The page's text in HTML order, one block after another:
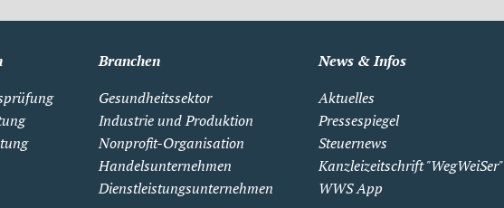
Branchen
Gesundheitssektor
Industrie und Produktion
Nonprofit-Organisation
Handelsunternehmen
Dienstleistungsunternehmen
News & Infos
Aktuelles
Pressespiegel
Steuernews
Kanzleizeitschrift "WegWeiSer"
WWS App